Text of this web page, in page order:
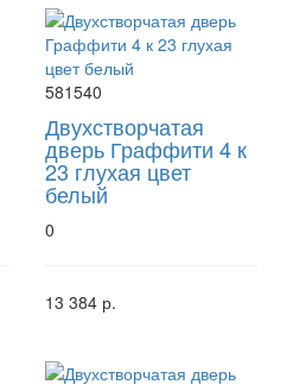
581540
Двухстворчатая
дверь Граффити 4 к
23 глухая цвет
белый
0
13 384 р.